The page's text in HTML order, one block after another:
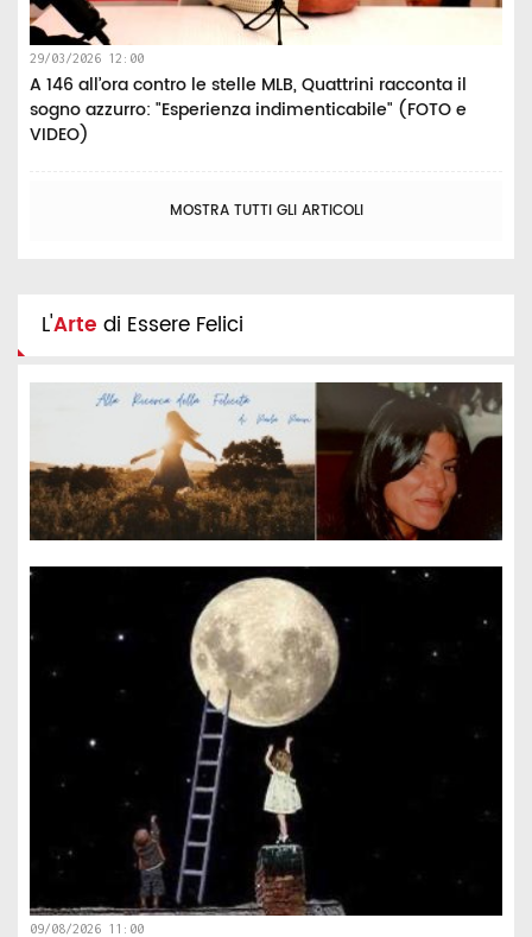
29/03/2026 12:00
A 146 all’ora contro le stelle MLB, Quattrini racconta il
sogno azzurro: "Esperienza indimenticabile" (FOTO e
VIDEO)
MOSTRA TUTTI GLI ARTICOLI
L'Arte di Essere Felici
09/08/2026 11:00